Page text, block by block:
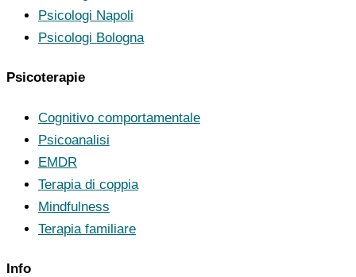
Psicologi Napoli
Psicologi Bologna
Psicoterapie
Cognitivo comportamentale
Psicoanalisi
EMDR
Terapia di coppia
Mindfulness
Terapia familiare
Info